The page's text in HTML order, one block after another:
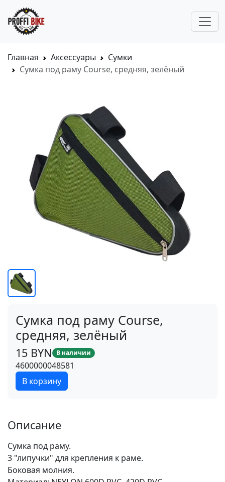
Главная Аксессуары
Сумки
Сумка под раму Course, средняя, зелёный
Сумка под раму Course,
средняя, зелёный
15 BYN В наличии
4600000048581
В корзину
Описание
Сумка под раму.
3 "липучки" для крепления к раме.
Боковая молния.